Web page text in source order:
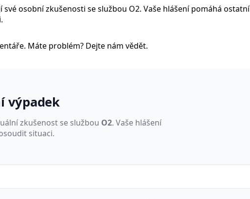
své osobní zkušenosti se službou O2. Vaše hlášení pomáhá
Máte problém? Dejte nám vědět.
výpadek
zkušenost se službou O2. Vaše hlášení
situaci.